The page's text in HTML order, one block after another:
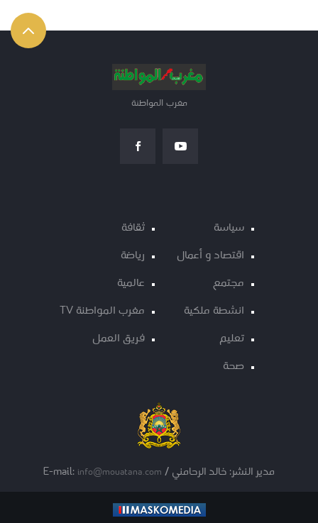
مغرب المواطنة
سياسة
اقتصاد و أعمال
مجتمع
انشطة ملكية
تعليم
صحة
ثقافة
رياضة
عالمية
مغرب المواطنة TV
فريق العمل
مدير النشر: خالد الرحامني / E-mail: info@mouatana.com